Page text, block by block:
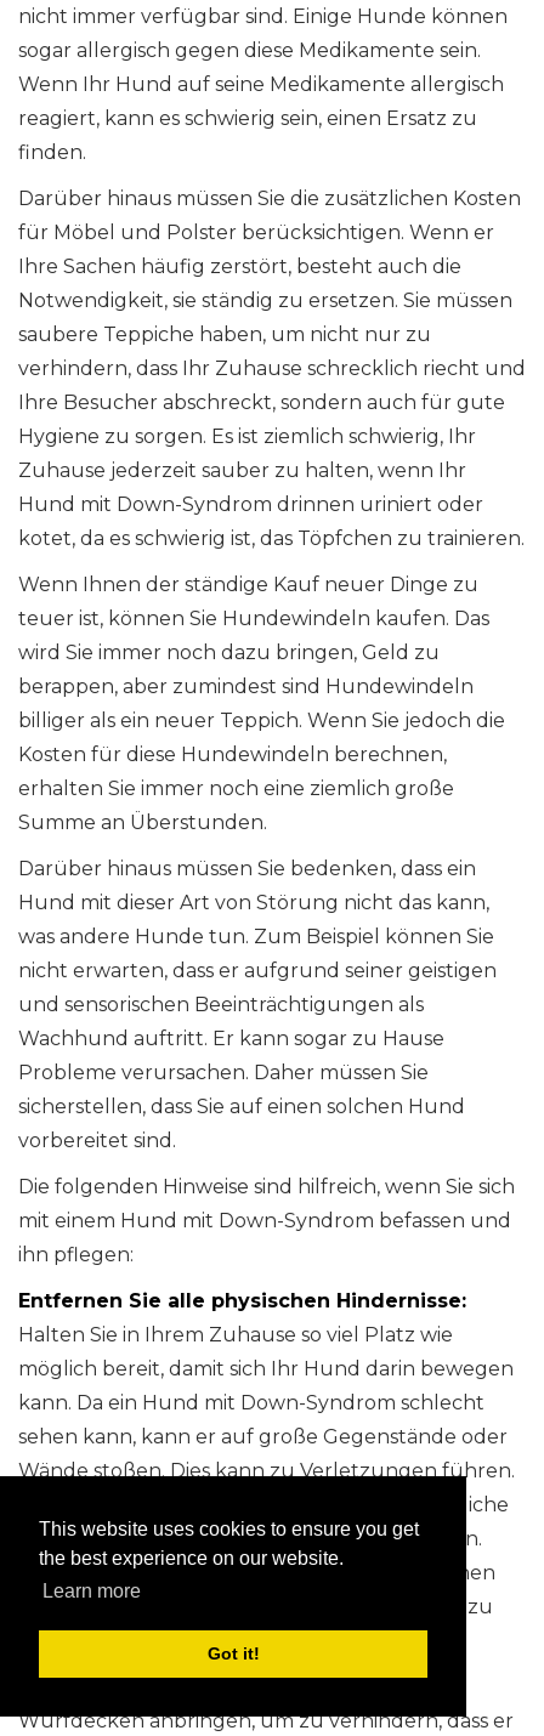
This website uses cookies to ensure you get
the best experience on our website.
Learn more
Got it!
nicht immer verfügbar sind. Einige Hunde können
sogar allergisch gegen diese Medikamente sein.
Wenn Ihr Hund auf seine Medikamente allergisch
reagiert, kann es schwierig sein, einen Ersatz zu
finden.
Darüber hinaus müssen Sie die zusätzlichen Kosten
für Möbel und Polster berücksichtigen. Wenn er
Ihre Sachen häufig zerstört, besteht auch die
Notwendigkeit, sie ständig zu ersetzen. Sie müssen
saubere Teppiche haben, um nicht nur zu
verhindern, dass Ihr Zuhause schrecklich riecht und
Ihre Besucher abschreckt, sondern auch für gute
Hygiene zu sorgen. Es ist ziemlich schwierig, Ihr
Zuhause jederzeit sauber zu halten, wenn Ihr
Hund mit Down-Syndrom drinnen uriniert oder
kotet, da es schwierig ist, das Töpfchen zu trainieren.
Wenn Ihnen der ständige Kauf neuer Dinge zu
teuer ist, können Sie Hundewindeln kaufen. Das
wird Sie immer noch dazu bringen, Geld zu
berappen, aber zumindest sind Hundewindeln
billiger als ein neuer Teppich. Wenn Sie jedoch die
Kosten für diese Hundewindeln berechnen,
erhalten Sie immer noch eine ziemlich große
Summe an Überstunden.
Darüber hinaus müssen Sie bedenken, dass ein
Hund mit dieser Art von Störung nicht das kann,
was andere Hunde tun. Zum Beispiel können Sie
nicht erwarten, dass er aufgrund seiner geistigen
und sensorischen Beeinträchtigungen als
Wachhund auftritt. Er kann sogar zu Hause
Probleme verursachen. Daher müssen Sie
sicherstellen, dass Sie auf einen solchen Hund
vorbereitet sind.
Die folgenden Hinweise sind hilfreich, wenn Sie sich
mit einem Hund mit Down-Syndrom befassen und
ihn pflegen:
Entfernen Sie alle physischen Hindernisse:
Halten Sie in Ihrem Zuhause so viel Platz wie
möglich bereit, damit sich Ihr Hund darin bewegen
kann. Da ein Hund mit Down-Syndrom schlecht
sehen kann, kann er auf große Gegenstände oder
Wände stoßen. Dies kann zu Verletzungen führen.
Dies ist der Hauptgrund, warum Sie jede mögliche
Gefahr in seiner Umgebung beseitigen müssen.
Wenn Sie Treppen in Ihrem Haus haben, können
Sie Hundetore oder Babytore installieren, um zu
Wurfdecken anbringen, um zu verhindern, dass er